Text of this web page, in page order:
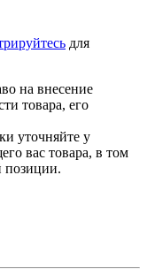
для
на внесение
товара, его
уточняйте у
вас товара, в том
позиции.